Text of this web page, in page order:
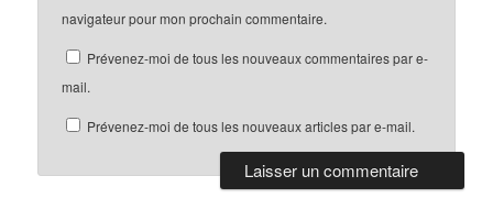
navigateur pour mon prochain commentaire.
Prévenez-moi de tous les nouveaux commentaires par e-
mail.
Prévenez-moi de tous les nouveaux articles par e-mail.